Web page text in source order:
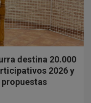
destina 20.000
2026 y